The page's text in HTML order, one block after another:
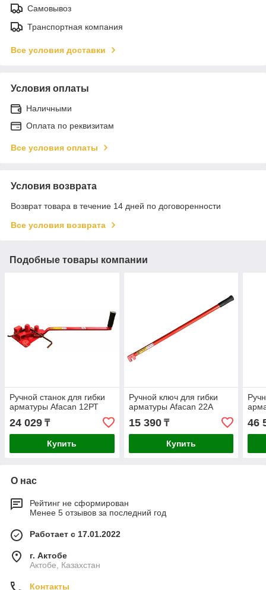
Самовывоз
Транспортная компания
Все условия доставки
Условия оплаты
Наличными
Оплата по реквизитам
Все условия оплаты
Условия возврата
Возврат товара в течение 14 дней по договоренности
Все условия возврата
Подобные товары компании
Ручной станок для гибки
арматуры Afacan 12РТ
24 029 ₸
Купить
Ручной ключ для гибки
арматуры Afacan 22А
15 390₸
Купить
46
О нас
Рейтинг не сформирован
Менее 5 отзывов за последний год
Работает с 17.01.2022
г. Актобе
Актобе, Казахстан
Контакты